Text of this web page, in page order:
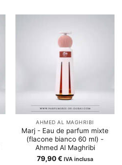
AHMED AL MAGHRIBI
Marj - Eau de parfum mixte
(flacone bianco 60 ml) -
Ahmed Al Maghribi
79,90€ IVA inclusa